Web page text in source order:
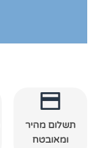
תשלום מהיר
ומאובטח